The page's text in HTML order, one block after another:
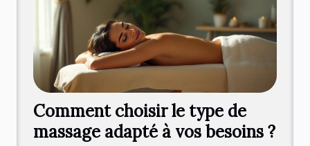
Comment choisir le type de
massage adapté à vos besoins ?